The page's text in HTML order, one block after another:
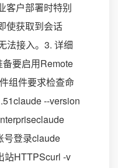
客户部署时特别
获取到会话
法接入。3. 详细
要启用Remote
组件要求检查命
--version
号登录claude
站HTTPScurl -v